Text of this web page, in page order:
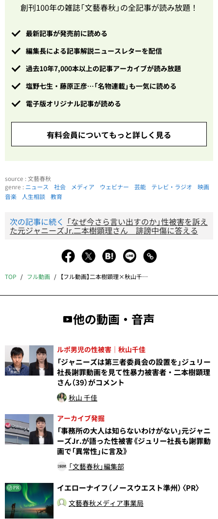
創刊100年の雑誌「文藝春秋」の全記事が読み放題！
最新記事が発売前に読める
編集長による記事解説ニュースレターを配信
過去10年7,000本以上の記事アーカイブが読み放題
塩野七生・藤原正彦…「名物連載」も一気に読める
電子版オリジナル記事が読める
有料会員についてもっと詳しく見る
source : 文藝春秋
genre : ニュース 社会 メディア ウェビナー 芸能 テレビ・ラジオ
映画
音楽
人生相談 教育
次の記事に続く 「なぜ今さら言い出すのか」性被害を訴え
た元ジャニーズJr.二本樹顕理さん 誹謗中傷に答える
TOP フル動画 【フル動画】二本樹顕理×秋山千佳「ジャニー喜多川『性加害』で私はどん底に落ちた」
他の動画・音声
ルポ男児の性被害｜秋山千佳
「ジャニーズは第三者委員会の設置を」ジュリー
社長謝罪動画を見て性暴力被害者・二本樹顕理
さん（39）がコメント
秋山 千佳
アーカイブ発掘
「事務所の大人は知らないわけがない」元ジャニ
ーズJr.が語った性被害《ジュリー社長も謝罪動
画で「異常性」に言及》
「文藝春秋」編集部
PR イエローナイフ（ノースウエスト準州）〈PR〉
文藝春秋メディア事業局